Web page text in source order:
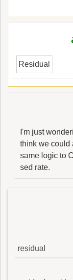
Residual
I'm just
think we could
same logic to
sed rate.
residual